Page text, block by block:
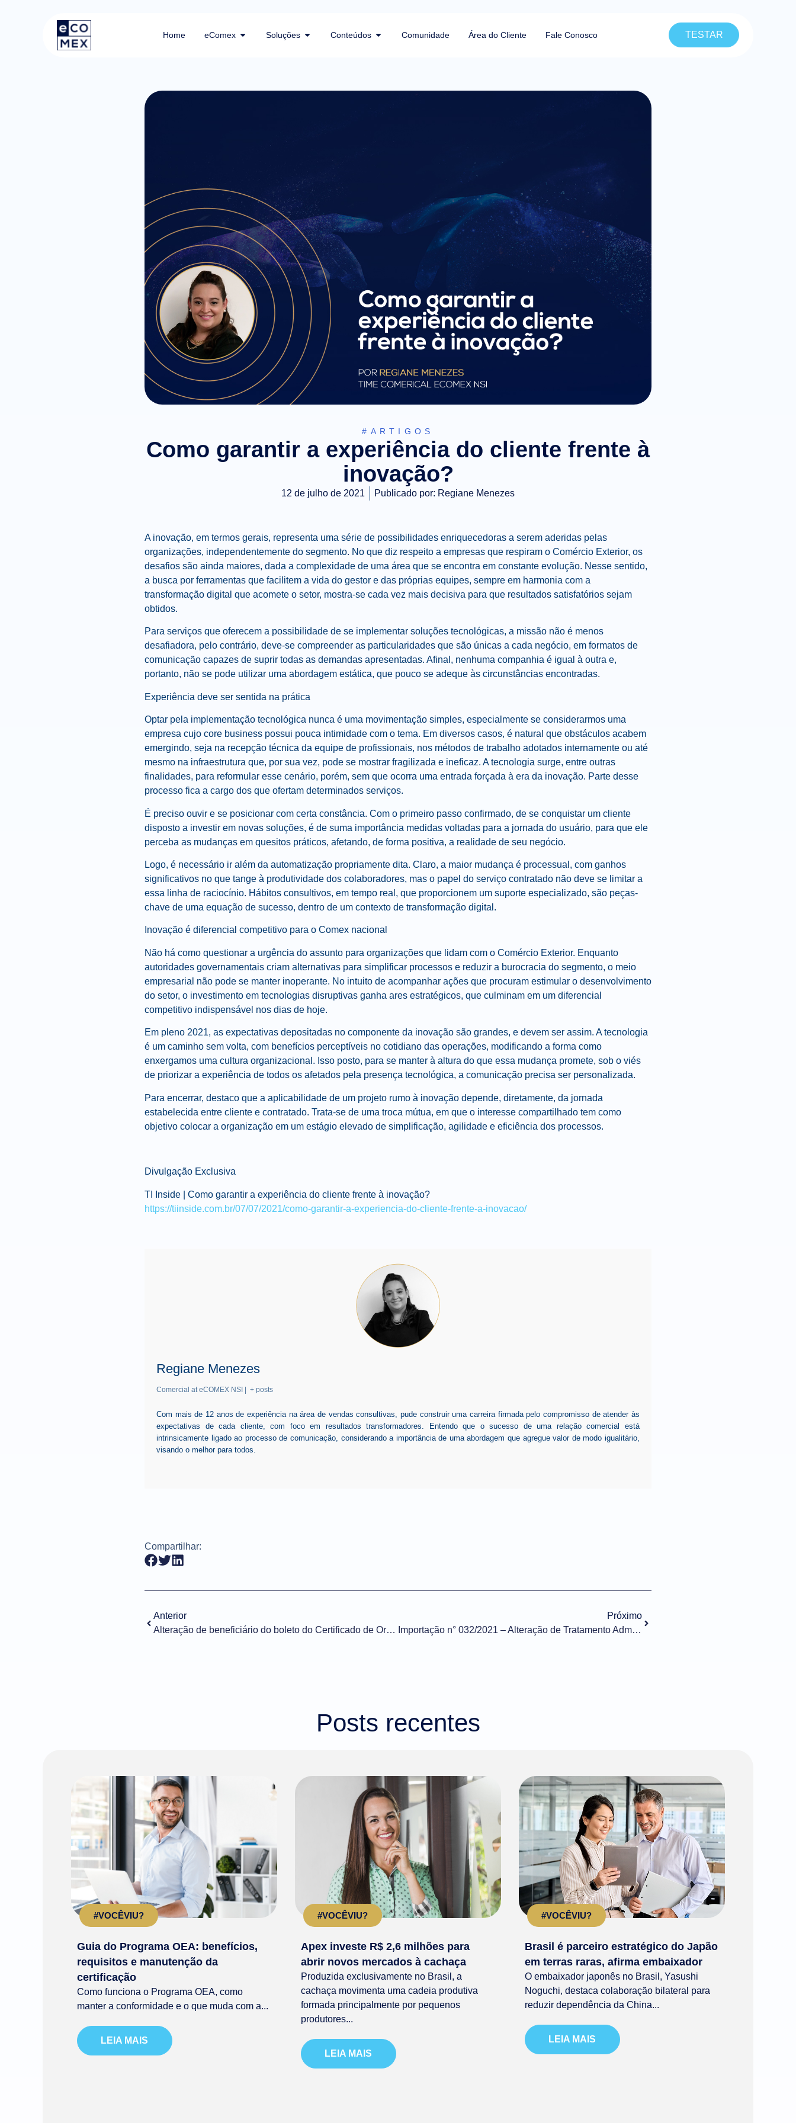
Home eComex Soluções Conteúdos Comunidade Área do Cliente Fale Conosco TESTAR
#ARTIGOS
Como garantir a experiência do cliente frente à
inovação?
12 de julho de 2021 Publicado por: Regiane Menezes
A inovação, em termos gerais, representa uma série de possibilidades enriquecedoras a serem aderidas pelas
organizações, independentemente do segmento. No que diz respeito a empresas que respiram o Comércio Exterior, os
desafios são ainda maiores, dada a complexidade de uma área que se encontra em constante evolução. Nesse sentido,
a busca por ferramentas que facilitem a vida do gestor e das próprias equipes, sempre em harmonia com a
transformação digital que acomete o setor, mostra-se cada vez mais decisiva para que resultados satisfatórios sejam
obtidos.
Para serviços que oferecem a possibilidade de se implementar soluções tecnológicas, a missão não é menos
desafiadora, pelo contrário, deve-se compreender as particularidades que são únicas a cada negócio, em formatos de
comunicação capazes de suprir todas as demandas apresentadas. Afinal, nenhuma companhia é igual à outra e,
portanto, não se pode utilizar uma abordagem estática, que pouco se adeque às circunstâncias encontradas.
Experiência deve ser sentida na prática
Optar pela implementação tecnológica nunca é uma movimentação simples, especialmente se considerarmos uma
empresa cujo core business possui pouca intimidade com o tema. Em diversos casos, é natural que obstáculos acabem
emergindo, seja na recepção técnica da equipe de profissionais, nos métodos de trabalho adotados internamente ou até
mesmo na infraestrutura que, por sua vez, pode se mostrar fragilizada e ineficaz. A tecnologia surge, entre outras
finalidades, para reformular esse cenário, porém, sem que ocorra uma entrada forçada à era da inovação. Parte desse
processo fica a cargo dos que ofertam determinados serviços.
É preciso ouvir e se posicionar com certa constância. Com o primeiro passo confirmado, de se conquistar um cliente
disposto a investir em novas soluções, é de suma importância medidas voltadas para a jornada do usuário, para que ele
perceba as mudanças em quesitos práticos, afetando, de forma positiva, a realidade de seu negócio.
Logo, é necessário ir além da automatização propriamente dita. Claro, a maior mudança é processual, com ganhos
significativos no que tange à produtividade dos colaboradores, mas o papel do serviço contratado não deve se limitar a
essa linha de raciocínio. Hábitos consultivos, em tempo real, que proporcionem um suporte especializado, são peças-
chave de uma equação de sucesso, dentro de um contexto de transformação digital.
Inovação é diferencial competitivo para o Comex nacional
Não há como questionar a urgência do assunto para organizações que lidam com o Comércio Exterior. Enquanto
autoridades governamentais criam alternativas para simplificar processos e reduzir a burocracia do segmento, o meio
empresarial não pode se manter inoperante. No intuito de acompanhar ações que procuram estimular o desenvolvimento
do setor, o investimento em tecnologias disruptivas ganha ares estratégicos, que culminam em um diferencial
competitivo indispensável nos dias de hoje.
Em pleno 2021, as expectativas depositadas no componente da inovação são grandes, e devem ser assim. A tecnologia
é um caminho sem volta, com benefícios perceptíveis no cotidiano das operações, modificando a forma como
enxergamos uma cultura organizacional. Isso posto, para se manter à altura do que essa mudança promete, sob o viés
de priorizar a experiência de todos os afetados pela presença tecnológica, a comunicação precisa ser personalizada.
Para encerrar, destaco que a aplicabilidade de um projeto rumo à inovação depende, diretamente, da jornada
estabelecida entre cliente e contratado. Trata-se de uma troca mútua, em que o interesse compartilhado tem como
objetivo colocar a organização em um estágio elevado de simplificação, agilidade e eficiência dos processos.
Divulgação Exclusiva
TI Inside |
Como garantir a experiência do cliente frente à inovação?
https://tiinside.com.br/07/07/2021/como-garantir-a-experiencia-do-cliente-frente-a-inovacao/
Regiane Menezes
Comercial at eCOMEX NSI + posts
Com mais de 12 anos de experiência na área de vendas consultivas, pude construir uma carreira firmada pelo compromisso de atender às
expectativas de cada cliente, com foco em resultados transformadores. Entendo que o sucesso de uma relação comercial está
intrinsicamente ligado ao processo de comunicação, considerando a importância de uma abordagem que agregue valor de modo igualitário,
visando o melhor para todos.
Compartilhar:
Anterior
Alteração de beneficiário do boleto do Certificado de Origem da FECOMERCIO SP
Próximo
Importação n° 032/2021 – Alteração de Tratamento Administrativo – ANVISA
Posts recentes
#VOCÊVIU?
Guia do Programa OEA: benefícios,
requisitos e manutenção da
certificação
Como funciona o Programa OEA, como
manter a conformidade e o que muda com a...
LEIA MAIS
#VOCÊVIU?
Apex investe R$ 2,6 milhões para
abrir novos mercados à cachaça
Produzida exclusivamente no Brasil, a
cachaça movimenta uma cadeia produtiva
formada principalmente por pequenos
produtores...
LEIA MAIS
#VOCÊVIU?
Brasil é parceiro estratégico do Japão
em terras raras, afirma embaixador
O embaixador japonês no Brasil, Yasushi
Noguchi, destaca colaboração bilateral para
reduzir dependência da China...
LEIA MAIS